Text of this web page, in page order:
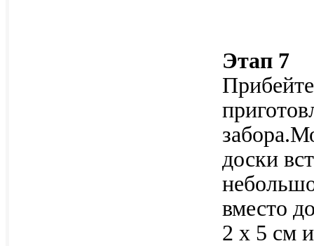
Этап 7
доски
вместо
2 х 5 см